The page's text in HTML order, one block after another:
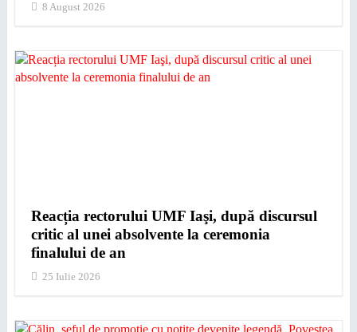
8 August 2026
Reacția rectorului UMF Iaşi, după discursul
critic al unei absolvente la ceremonia
finalului de an
25 Iulie 2026